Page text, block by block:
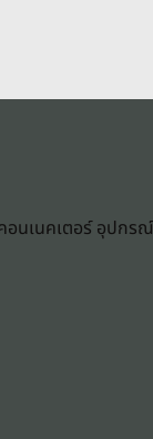
นเนคเตอร์ อุปกร